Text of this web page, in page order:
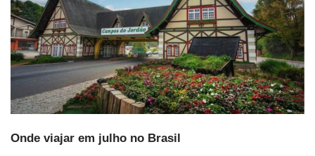
Onde viajar em julho no Brasil